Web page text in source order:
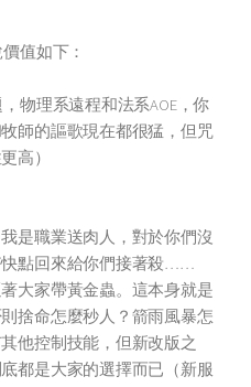
值如下：
物理系遠程和法系AOE，你
師的謳歌現在都很猛，但咒
高）
是職業送肉人，對於你們沒
快點回來給你們接著殺……
大家帶黃金蟲。這本身就是
捨命怎麼秒人？箭雨風暴怎
他控制技能，但新改版之
都是大家的選擇而已（新服